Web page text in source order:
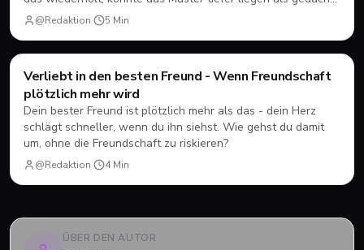
Ein ehrlicher Blick darauf, warum wir manchmal genau die
Jungs wollen, die wir nicht haben können.
@Redaktion· 5 Min
💘Dating
Verliebt in den besten Freund - Wenn Freundschaft
plötzlich mehr wird
Dein bester Freund ist plötzlich mehr als das - dein Herz
schlägt schneller, wenn du ihn siehst. Wie gehst du damit
um, ohne die Freundschaft zu riskieren?
@Redaktion· 4Min
ÜBER DEN AUTOR